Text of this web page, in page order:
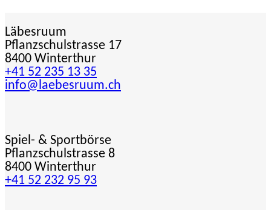
Läbesruum
Pflanzschulstrasse 17
8400 Winterthur
+41 52 235 13 35
info@laebesruum.ch
Spiel- & Sportbörse
Pflanzschulstrasse 8
8400 Winterthur
+41 52 232 95 93